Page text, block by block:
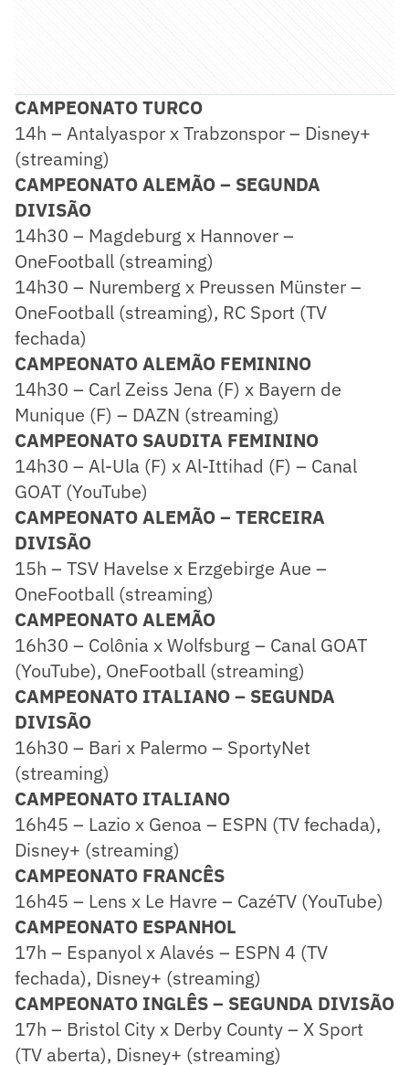
CAMPEONATO TURCO
14h – Antalyaspor x Trabzonspor – Disney+
(streaming)
CAMPEONATO ALEMÃO – SEGUNDA
DIVISÃO
14h30 – Magdeburg x Hannover –
OneFootball (streaming)
14h30 – Nuremberg x Preussen Münster –
OneFootball (streaming), RC Sport (TV
fechada)
CAMPEONATO ALEMÃO FEMININO
14h30 – Carl Zeiss Jena (F) x Bayern de
Munique (F) – DAZN (streaming)
CAMPEONATO SAUDITA FEMININO
14h30 – Al-Ula (F) x Al-Ittihad (F) – Canal
GOAT (YouTube)
CAMPEONATO ALEMÃO – TERCEIRA
DIVISÃO
15h – TSV Havelse x Erzgebirge Aue –
OneFootball (streaming)
CAMPEONATO ALEMÃO
16h30 – Colônia x Wolfsburg – Canal GOAT
(YouTube), OneFootball (streaming)
CAMPEONATO ITALIANO – SEGUNDA
DIVISÃO
16h30 – Bari x Palermo – SportyNet
(streaming)
CAMPEONATO ITALIANO
16h45 – Lazio x Genoa – ESPN (TV fechada),
Disney+ (streaming)
CAMPEONATO FRANCÊS
16h45 – Lens x Le Havre – CazéTV (YouTube)
CAMPEONATO ESPANHOL
17h – Espanyol x Alavés – ESPN 4 (TV
fechada), Disney+ (streaming)
CAMPEONATO INGLÊS – SEGUNDA DIVISÃO
17h – Bristol City x Derby County – X Sport
(TV aberta), Disney+ (streaming)